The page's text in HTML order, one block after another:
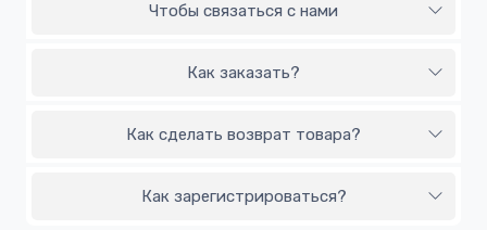
Чтобы связаться с нами
Как заказать?
Как сделать возврат товара?
Как зарегистрироваться?